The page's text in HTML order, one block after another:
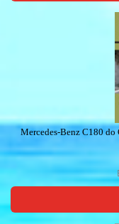
Mercedes-Benz C180